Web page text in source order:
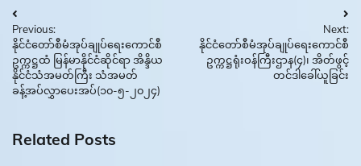
Post
navigation
Previous:
နိုင်ငံတော်စီမံအုပ်ချုပ်ရေးကောင်စီ
ဥက္ကဋ္ဌထံ မြန်မာနိုင်ငံဆိုင်ရာ အိန္ဒိယ
နိုင်ငံသံအမတ်ကြီး သံအမတ်
ခန့်အပ်လွှာပေးအပ်(၁၀-၅-၂၀၂၄)
Next:
နိုင်ငံတော်စီမံအုပ်ချုပ်ရေးကောင်စီ
ဥက္ကဋ္ဌရုံးဝန်ကြီးဌာန(၄)၊ အိတ်ဖွင့်
တင်ဒါခေါ်ယူခြင်း
Related Posts